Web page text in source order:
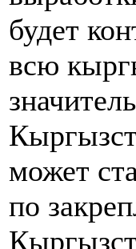
будет
всю
может
по